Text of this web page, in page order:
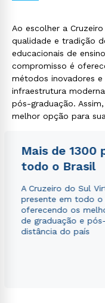
Ao escolher a
qualidade e tradição
educacionais de
compromisso é
métodos inovadores
infraestrutura
pós-graduação.
melhor opção para
Mais de 1300
todo o Brasil
A Cruzeiro do Sul
presente em todo o
oferecendo os
de graduação e
distância do país